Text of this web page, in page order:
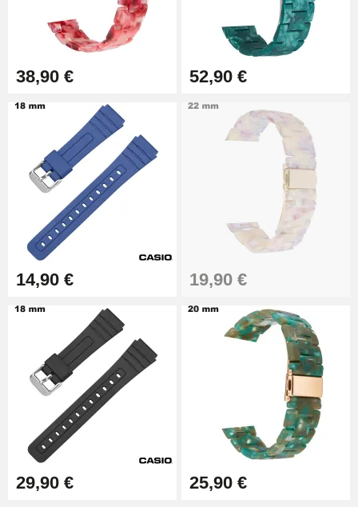
Montre Professionnel
49,92 €
Outil Bracelet Montre pas cher
Kit pour Raccourcir Bracelet
Montre
7,90 €
Kit Réparation Montre Débutant
Pied à Coulisse Numérique
9,90 €
Marteau Horloger pour Goupille
38,90 € 52,90 €
14,90 € 19,90 €
29,90 € 25,90 €